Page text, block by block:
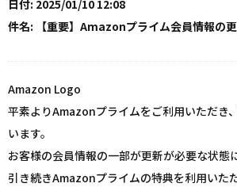
日付: 2025/01/10 12:08
件名: 【重要】Amazonプライム会員情報の
Amazon Logo
平素よりAmazonプライムをご利用いただき
います。
お客様の会員情報の一部が更新が必要な状態
引き続きAmazonプライムの特典を利用いた